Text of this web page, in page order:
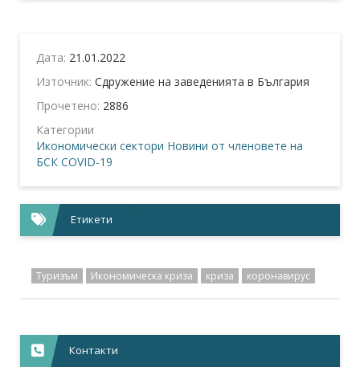
Дата: 21.01.2022
Източник: Сдружение на заведенията в България
Прочетено: 2886
Категории
Икономически сектори Новини от членовете на
БСК COVID-19
Етикети
Туризъм Икономическа криза криза коронавирус
Контакти